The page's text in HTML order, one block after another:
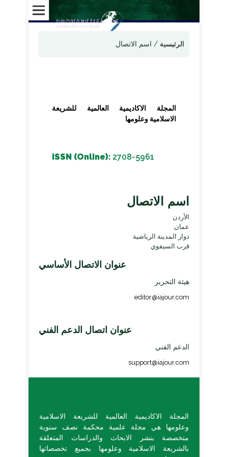
الرئيسية/ اسم الاتصال
المجلة الاكاديمية العالمية للشريعة
الاسلامية وعلومها
ISSN (Online): 2708-5961
اسم الاتصال
الأردن
عمان
دوار المدينة الرياضية
قرب السيفوي
عنوان الاتصال الأساسي
هيئة التحرير
editor@iajour.com
عنوان اتصال الدعم الفني
الدعم الفني
support@iajour.com
المجلة الاكاديمية العالمية للشريعة الاسلامية
وعلومها هي مجلة علمية محكمة نصف سنوية
متخصصة بنشر الابحاث والدراسات المتعلقة
بالشريعة الاسلامية وعلومها بجميع تخصصاتها